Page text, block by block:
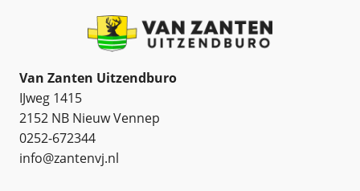
Van Zanten Uitzendburo
IJweg 1415
2152 NB Nieuw Vennep
0252-672344
info@zantenvj.nl